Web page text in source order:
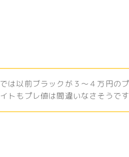
は以前ブラックが３〜４万円の
トもプレ値は間違いなさそうです